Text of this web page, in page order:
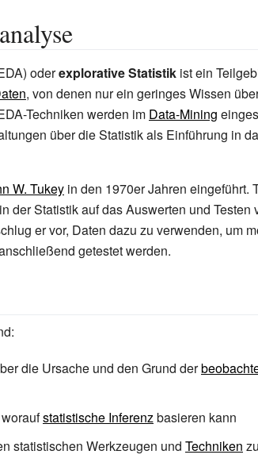
oderexplorative Statistik ist ein
, von denen nur ein geringes Wissen
Techniken werden im Data-Mining
über die Statistik als Einführung in
W. Tukey in den 1970er Jahren eingeführt.
der Statistik auf das Auswerten und Testen
er vor, Daten dazu zu verwenden, um
getestet werden.
die Ursache und den Grund der
statistische Inferenzbasieren kann
statistischen Werkzeugen und Techniken